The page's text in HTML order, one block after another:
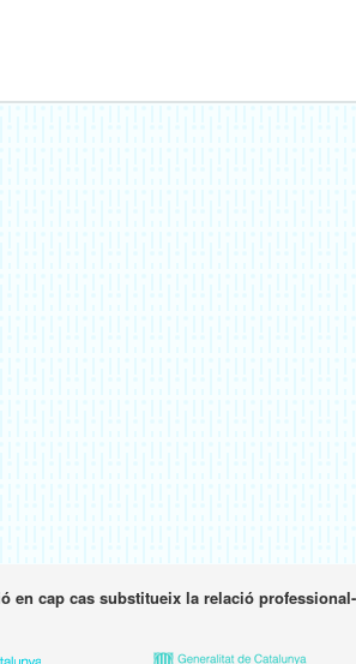
en cap cas substitueix la relació